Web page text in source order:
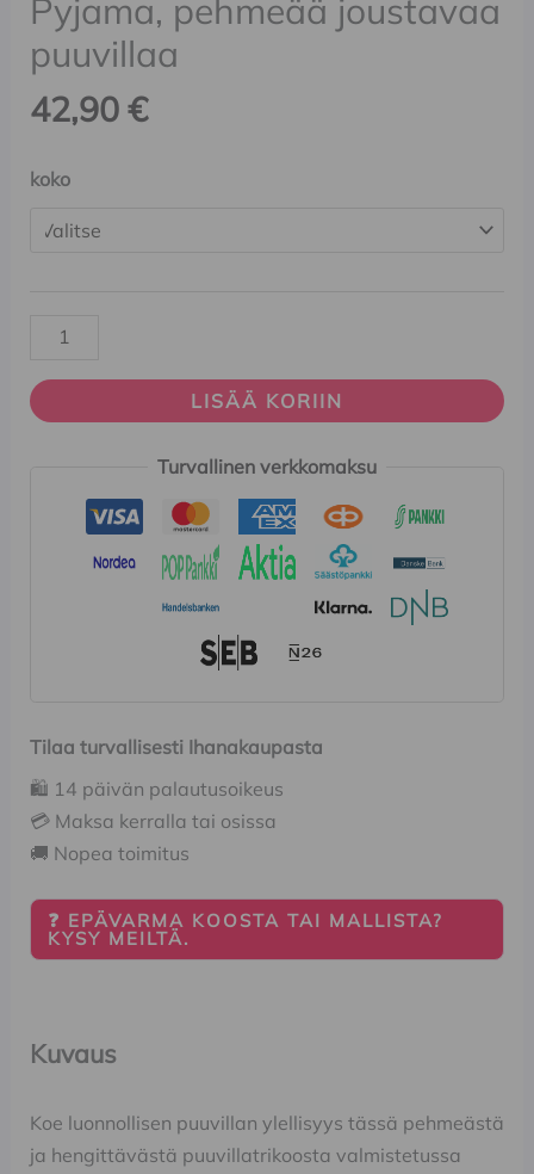
Pyjama, pehmeää joustavaa
puuvillaa
42,90€
koko
LISÄÄ KORIIN
Turvallinen verkkomaksu
Tilaa turvallisesti Ihanakaupasta
🛍️ 14 päivän palautusoikeus
💳 Maksa kerralla tai osissa
🚚 Nopea toimitus
❓ EPÄVARMA KOOSTA TAI MALLISTA?
KYSY MEILTÄ.
Kuvaus
Koe luonnollisen puuvillan ylellisyys tässä pehmeästä
ja hengittävästä puuvillatrikoosta valmistetussa